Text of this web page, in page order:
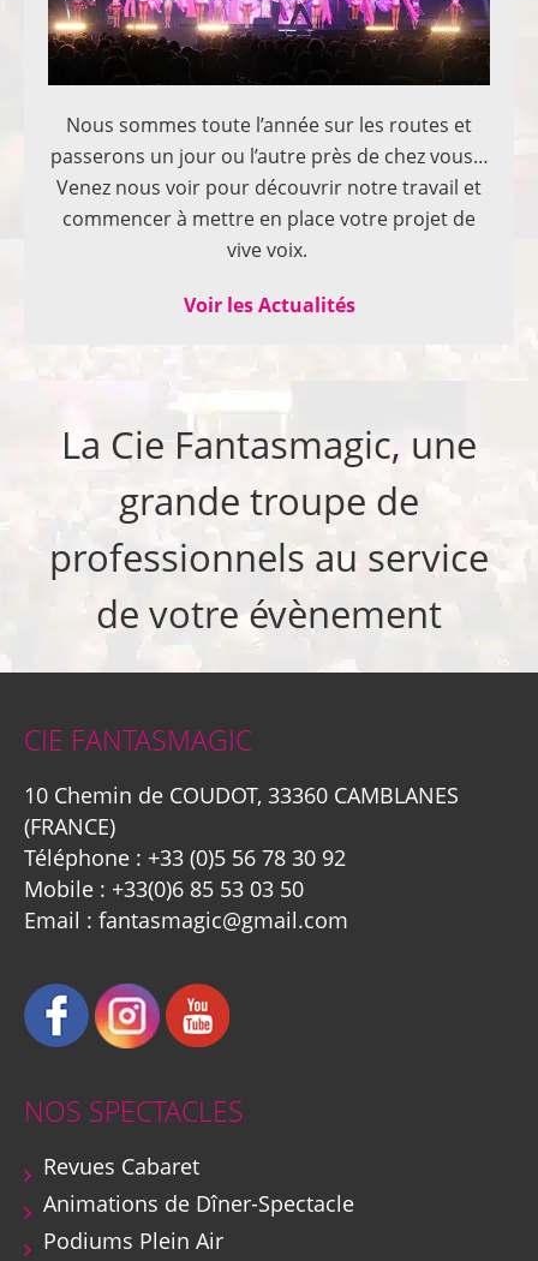
Nous sommes toute l’année sur les routes et
passerons un jour ou l’autre près de chez vous…
Venez nous voir pour découvrir notre travail et
commencer à mettre en place votre projet de
vive voix.
Voir les Actualités
La Cie Fantasmagic, une
grande troupe de
professionnels au service
de votre évènement
CIE FANTASMAGIC
10 Chemin de COUDOT, 33360 CAMBLANES
(FRANCE)
Téléphone : +33 (0)5 56 78 30 92
Mobile : +33(0)6 85 53 03 50
Email : fantasmagic@gmail.com
NOS SPECTACLES
Revues Cabaret
Animations de Dîner-Spectacle
Podiums Plein Air